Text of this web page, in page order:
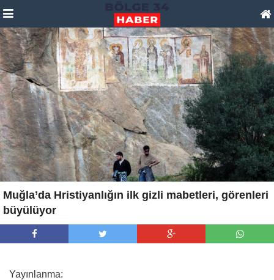
Muğla’da Hristiyanlığın ilk gizli mabetleri, görenleri
büyülüyor
Yayınlanma: